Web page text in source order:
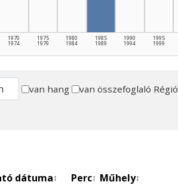
1970
1974
1975
1979
1980
1984
1985
1989
1990
1994
1995
1999
van hang van összefoglaló Régió
dátuma↕ Perc↕ Műhely↕